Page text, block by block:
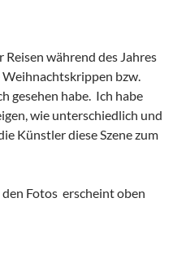
während des Jahres
bzw.
gesehen habe. Ich habe
wie unterschiedlich und
Künstler diese Szene zum
Fotos erscheint oben